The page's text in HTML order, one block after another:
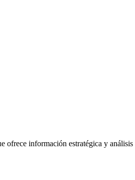
información estratégica y